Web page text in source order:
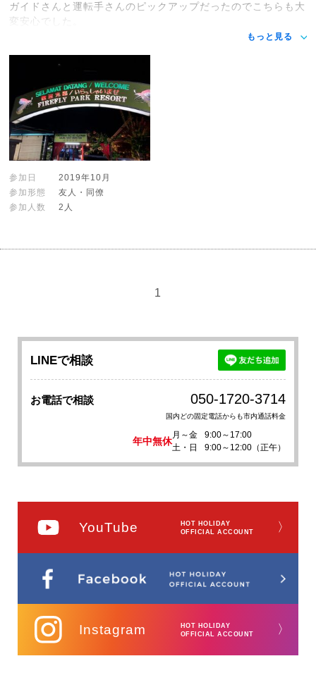
ガイドさんと運転手さんのピックアップだったのでこちらも大
変安心でした。
もっと見る
参加日
2019年10月
参加形態
友人・同僚
参加人数
2人
1
LINEで相談
お電話で相談 050-1720-3714
国内どの固定電話からも市内通話料金
年中無休
月～金
9:00～17:00
土・日
9:00～12:00（正午）
YouTube
HOT HOLIDAY
OFFICIAL ACCOUNT
〉
Instagram
HOT HOLIDAY
OFFICIAL ACCOUNT
〉